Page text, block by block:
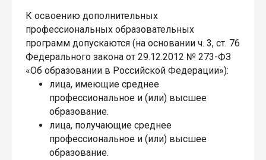
К освоению дополнительных
профессиональных образовательных
программ допускаются (на основании ч. 3, ст. 76
Федерального закона от 29.12.2012 № 273-ФЗ
«Об образовании в Российской Федерации»):
лица, имеющие среднее
профессиональное и (или) высшее
образование.
лица, получающие среднее
профессиональное и (или) высшее
образование.